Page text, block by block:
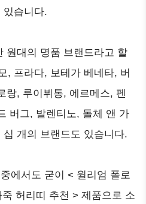
있습니다.
원대의 명품 브랜드라고 할
, 프라다, 보테가 베네타, 버
랑, 루이뷔통, 에르메스, 펜
버그, 발렌티노, 돌체 앤 가
개의 브랜드도 있습니다.
에서도 굳이 < 윌리엄 폴로
허리띠 추천 > 제품으로 소